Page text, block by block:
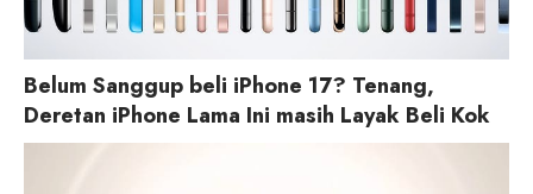
Belum Sanggup beli iPhone 17? Tenang,
Deretan iPhone Lama Ini masih Layak Beli Kok